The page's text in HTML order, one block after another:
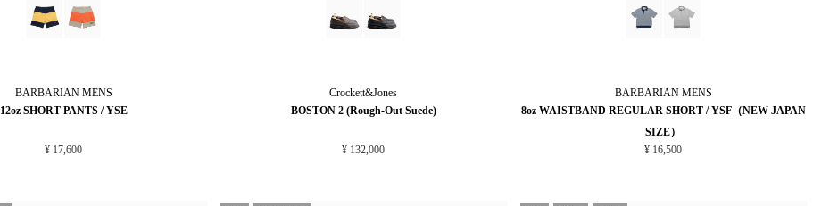
BARBARIANMENS
12oz SHORT PANTS / YSE
¥ 17,600
Crockett&Jones
BOSTON 2 (Rough-Out Suede)
¥ 132,000
BARBARIANMENS
8oz WAISTBAND REGULAR SHORT / YSF（NEW JAPAN
SIZE）
¥ 16,500